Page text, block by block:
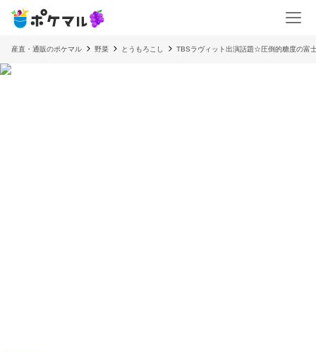
産直・通販のポケマル 野菜 とうもろこし TBSラヴィット出演話題☆圧倒的糖度の富